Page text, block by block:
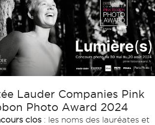
Lauder Companies Pink
Photo Award 2024
clos: les noms des lauréates et